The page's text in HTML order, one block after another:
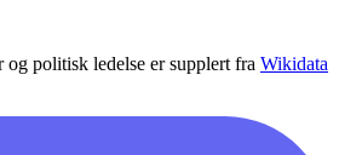
politisk ledelse er supplert fra Wikidata